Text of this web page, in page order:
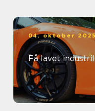
04. oktober
Få lavet